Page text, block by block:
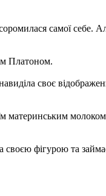
самої
Платоном.
своє
своєю фігурою та